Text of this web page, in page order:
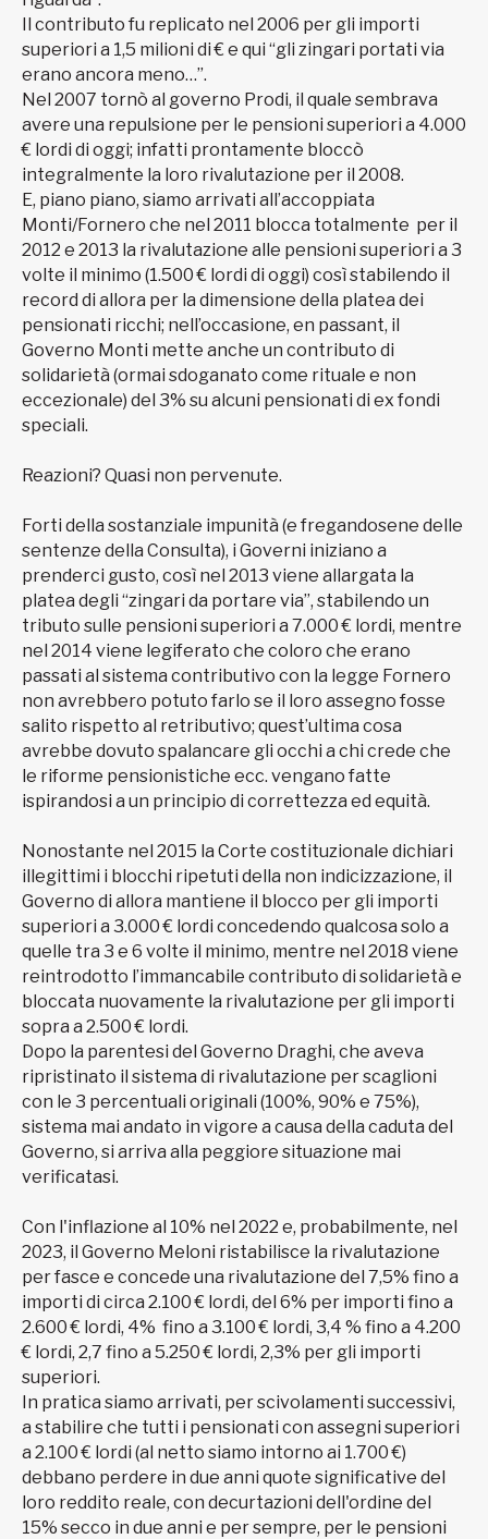
Il contributo fu replicato nel 2006 per gli importi
superiori a 1,5 milioni di € e qui “gli zingari portati via
erano ancora meno…”.
Nel 2007 tornò al governo Prodi, il quale sembrava
avere una repulsione per le pensioni superiori a 4.000
€ lordi di oggi; infatti prontamente bloccò
integralmente la loro rivalutazione per il 2008.
E, piano piano, siamo arrivati all’accoppiata
Monti/Fornero che nel 2011 blocca totalmente per il
2012 e 2013 la rivalutazione alle pensioni superiori a 3
volte il minimo (1.500 € lordi di oggi) così stabilendo il
record di allora per la dimensione della platea dei
pensionati ricchi; nell’occasione, en passant, il
Governo Monti mette anche un contributo di
solidarietà (ormai sdoganato come rituale e non
eccezionale) del 3% su alcuni pensionati di ex fondi
speciali.
Reazioni? Quasi non pervenute.
Forti della sostanziale impunità (e fregandosene delle
sentenze della Consulta), i Governi iniziano a
prenderci gusto, così nel 2013 viene allargata la
platea degli “zingari da portare via”, stabilendo un
tributo sulle pensioni superiori a 7.000 € lordi, mentre
nel 2014 viene legiferato che coloro che erano
passati al sistema contributivo con la legge Fornero
non avrebbero potuto farlo se il loro assegno fosse
salito rispetto al retributivo; quest’ultima cosa
avrebbe dovuto spalancare gli occhi a chi crede che
le riforme pensionistiche ecc. vengano fatte
ispirandosi a un principio di correttezza ed equità.
Nonostante nel 2015 la Corte costituzionale dichiari
illegittimi i blocchi ripetuti della non indicizzazione, il
Governo di allora mantiene il blocco per gli importi
superiori a 3.000 € lordi concedendo qualcosa solo a
quelle tra 3 e 6 volte il minimo, mentre nel 2018 viene
reintrodotto l’immancabile contributo di solidarietà e
bloccata nuovamente la rivalutazione per gli importi
sopra a 2.500 € lordi.
Dopo la parentesi del Governo Draghi, che aveva
ripristinato il sistema di rivalutazione per scaglioni
con le 3 percentuali originali (100%, 90% e 75%),
sistema mai andato in vigore a causa della caduta del
Governo, si arriva alla peggiore situazione mai
verificatasi.
Con l'inflazione al 10% nel 2022 e, probabilmente, nel
2023, il Governo Meloni ristabilisce la rivalutazione
per fasce e concede una rivalutazione del 7,5% fino a
importi di circa 2.100 € lordi, del 6% per importi fino a
2.600 € lordi, 4% fino a 3.100 € lordi, 3,4 % fino a 4.200
€ lordi, 2,7 fino a 5.250 € lordi, 2,3% per gli importi
superiori.
In pratica siamo arrivati, per scivolamenti successivi,
a stabilire che tutti i pensionati con assegni superiori
a 2.100 € lordi (al netto siamo intorno ai 1.700 €)
debbano perdere in due anni quote significative del
loro reddito reale, con decurtazioni dell'ordine del
15% secco in due anni e per sempre, per le pensioni